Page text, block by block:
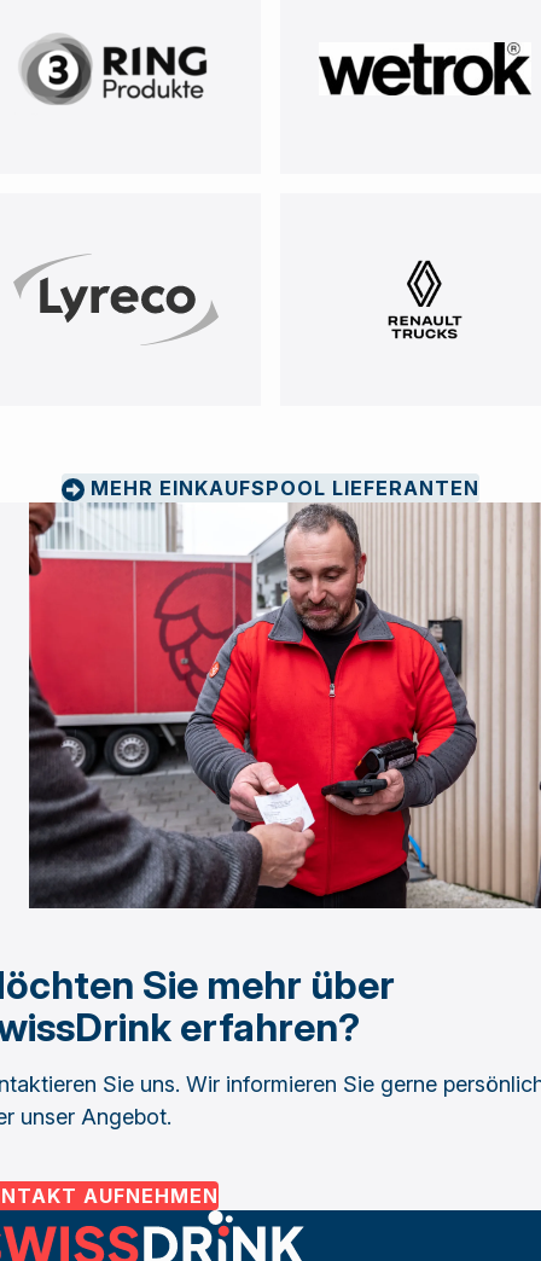
MEHR EINKAUFSPOOL LIEFERANTEN
Sie mehr über
erfahren?
Sie uns. Wir informieren Sie gerne
unser Angebot.
AUFNEHMEN